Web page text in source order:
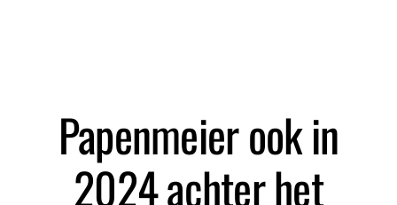
Papenmeier ook in
2024 achter het